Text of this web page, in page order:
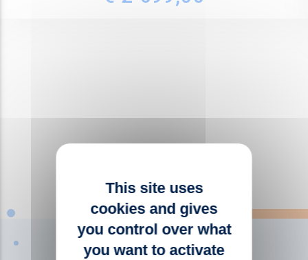
This site uses
cookies and gives
you control over what
you want to activate